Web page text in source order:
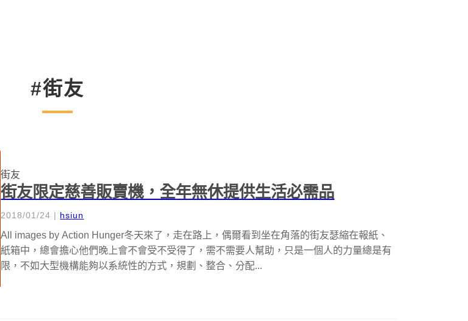
#街友
街友
街友限定慈善販賣機，全年無休提供生活必需品
2018/01/24 | hsiun
All images by Action Hunger冬天來了，走在路上，偶爾看到坐在角落的街友瑟縮在報紙、
紙箱中，總會擔心他們晚上會不會受不受得了，需不需要人幫助，只是一個人的力量總是有
限，不如大型機構能夠以系統性的方式，規劃、整合、分配...